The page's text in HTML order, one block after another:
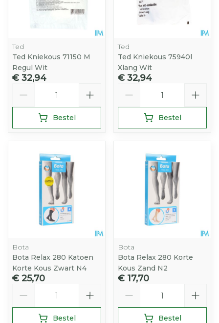
Ted
Ted Kniekous 71150 M
Regul Wit
€ 32,94
Bestel
Ted
Ted Kniekous 75940l
Xlang Wit
€ 32,94
Bestel
Bota
Bota Relax 280 Katoen
Korte Kous Zwart N4
€ 25,70
Bestel
Bota
Bota Relax 280 Korte
Kous Zand N2
€ 17,70
Bestel